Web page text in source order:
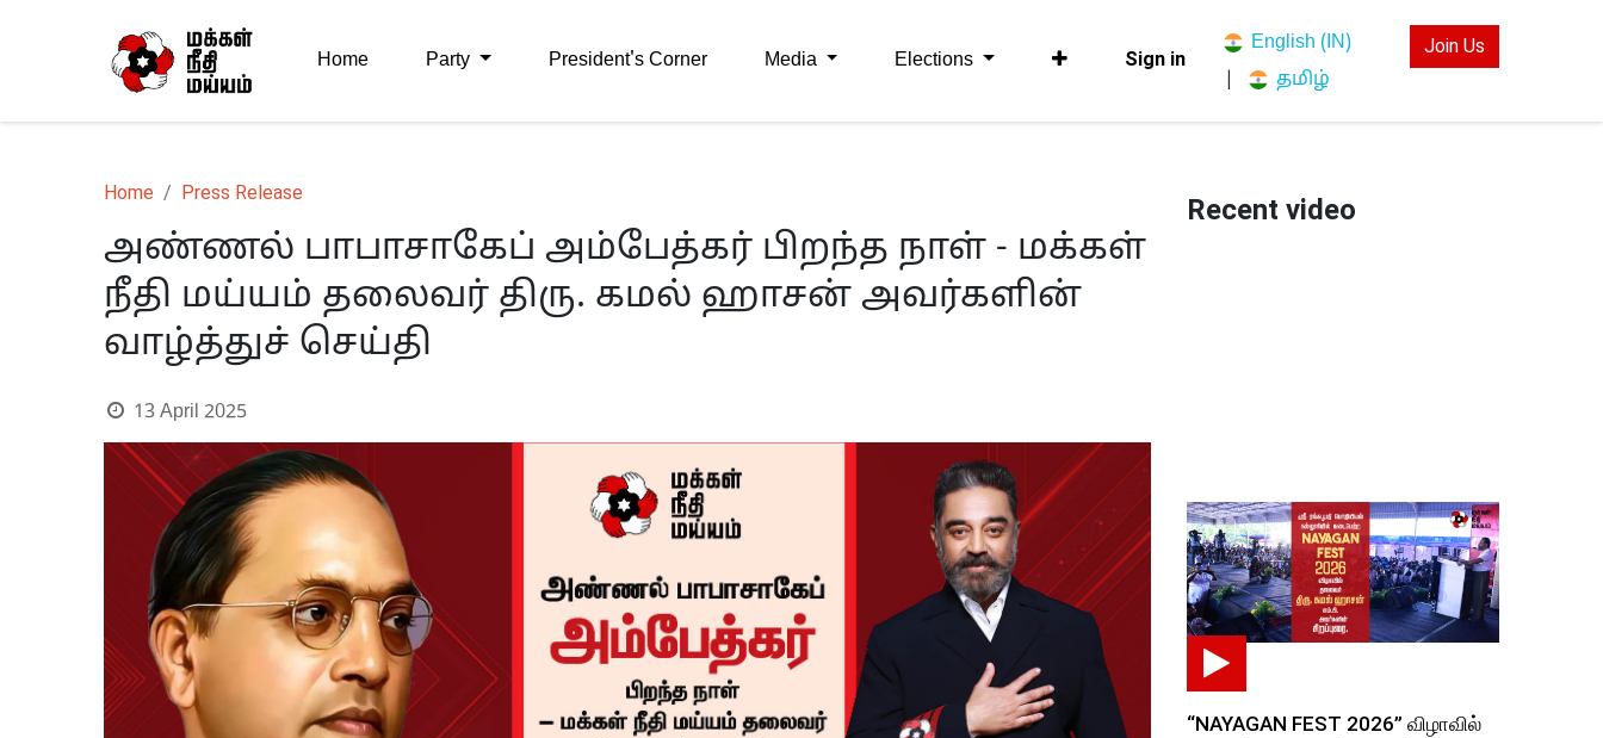
Home Party President's Corner Media Elections Sign in
English (IN)
தமிழ்
Join Us
Home Press Release
அண்ணல் பாபாசாகேப் அம்பேத்கர் பிறந்த நாள் - மக்கள்
நீதி மய்யம் தலைவர் திரு. கமல் ஹாசன் அவர்களின்
வாழ்த்துச் செய்தி
13 April 2025
Recent video
“NAYAGAN FEST 2026” விழாவில்